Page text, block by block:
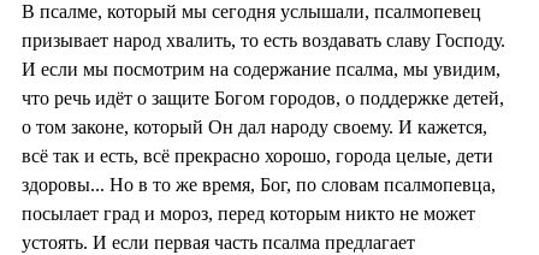
В псалме, который мы сегодня услышали, псалмопевец
призывает народ хвалить, то есть воздавать славу Господу.
И если мы посмотрим на содержание псалма, мы увидим,
что речь идёт о защите Богом городов, о поддержке детей,
о том законе, который Он дал народу своему. И кажется,
всё так и есть, всё прекрасно хорошо, города целые, дети
здоровы... Но в то же время, Бог, по словам псалмопевца,
посылает град и мороз, перед которым никто не может
устоять. И если первая часть псалма предлагает